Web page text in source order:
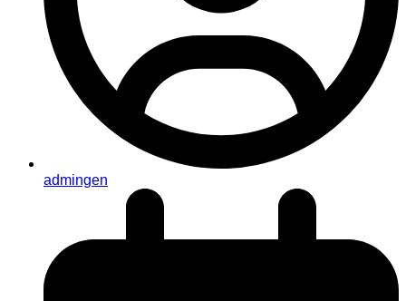
admingen